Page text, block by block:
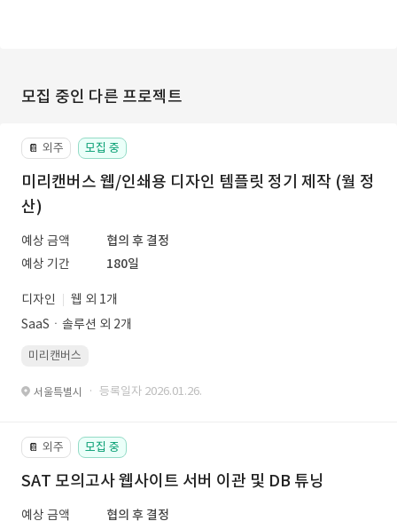
모집 중인 다른 프로젝트
📔 외주 모집 중
미리캔버스 웹/인쇄용 디자인 템플릿 정기 제작 (월 정
산)
예상 금액
협의 후 결정
예상 기간
180일
디자인
웹 외 1개
SaaSㆍ솔루션 외 2개
미리캔버스
서울특별시 · 등록일자 2026.01.26.
📔 외주 모집 중
SAT 모의고사 웹사이트 서버 이관 및 DB 튜닝
예상 금액
협의 후 결정